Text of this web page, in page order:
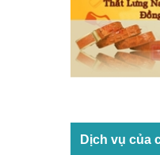
Dịch vụ của